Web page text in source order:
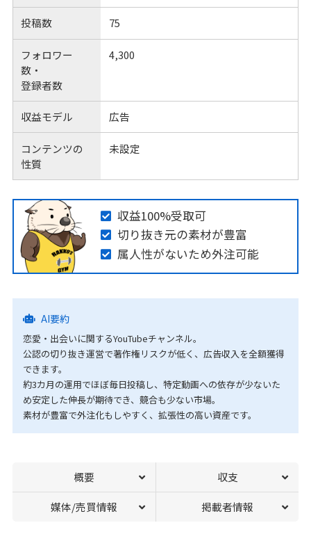
投稿数 75
フォロワー
数・
登録者数
4,300
収益モデル 広告
コンテンツの
性質
未設定
収益100%受取可
切り抜き元の素材が豊富
属人性がないため外注可能
AI要約
恋愛・出会いに関するYouTubeチャンネル。
公認の切り抜き運営で著作権リスクが低く、広告収入を全額獲得
できます。
約3カ月の運用でほぼ毎日投稿し、特定動画への依存が少ないた
め安定した伸長が期待でき、競合も少ない市場。
素材が豊富で外注化もしやすく、拡張性の高い資産です。
概要 収支
媒体/売買情報 掲載者情報